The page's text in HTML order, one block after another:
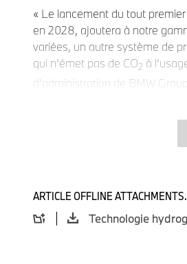
« Le lancement du tout
en 2028, ajoutera à notre
variées, un autre système de
qui n’émet pas de CO2 à
d'administration de BMW
européenne en matière
Steyr ont un rôle clé à jouer
Le système de pile à
compact, plus performant,
ARTICLE OFFLINE ATTACHMENTS.